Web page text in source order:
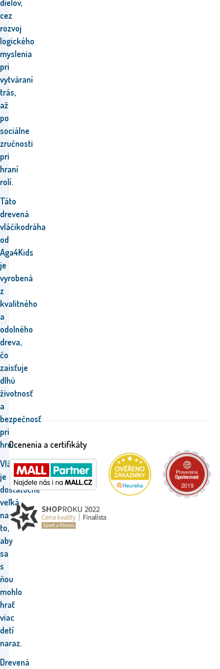
dielov,
cez
rozvoj
logického
myslenia
pri
vytváraní
trás,
až
po
sociálne
zručnosti
pri
hraní
rolí.
Táto
drevená
vláčikodráha
od
Aga4Kids
je
vyrobená
z
kvalitného
a
odolného
dreva,
čo
zaisťuje
dlhú
životnosť
a
bezpečnosť
pri
hre.
Vláčikodráha
je
dostatočne
veľká
na
to,
aby
sa
s
ňou
mohlo
hrať
viac
detí
naraz.
Drevená
Ocenenia a certifikáty